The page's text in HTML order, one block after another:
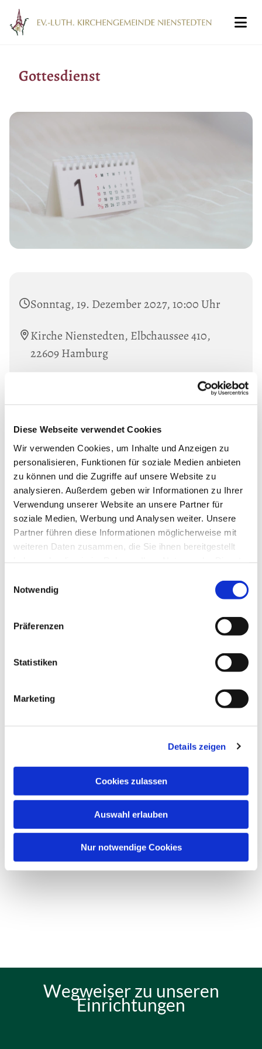
Diese Webseite verwendet Cookies
Wir verwenden Cookies, um Inhalte und Anzeigen zu
personalisieren, Funktionen für soziale Medien anbieten
zu können und die Zugriffe auf unsere Website zu
analysieren. Außerdem geben wir Informationen zu Ihrer
Verwendung unserer Website an unsere Partner für
soziale Medien, Werbung und Analysen weiter. Unsere
Partner führen diese Informationen möglicherweise mit
weiteren Daten zusammen, die Sie ihnen bereitgestellt
Notwendig
Präferenzen
Statistiken
Marketing
Details zeigen
Cookies zulassen
Auswahl erlauben
Nur notwendige Cookies
Gottesdienst
Sonntag, 19. Dezember 2027, 10:00 Uhr
Kirche Nienstedten, Elbchaussee 410,
22609 Hamburg
Dies könnte Sie auch interessieren
Wegweiser zu unseren
Einrichtungen